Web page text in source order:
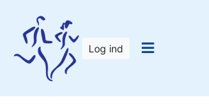
Log ind